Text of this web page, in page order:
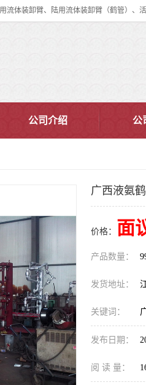
公司介绍 公
广西液氨
价格： 面
产品数量：
发货地址：
关键词：
发布日期：
阅 读 量：